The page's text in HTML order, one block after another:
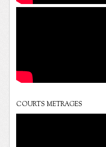
COURTS METRAGES